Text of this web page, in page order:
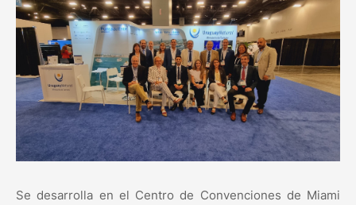
Se desarrolla en el Centro de Convenciones de Miami